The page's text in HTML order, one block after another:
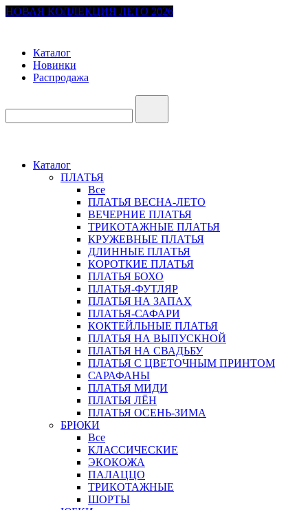
НОВАЯ КОЛЛЕКЦИЯ ЛЕТО 2026
Каталог
Новинки
Распродажа
Каталог
ПЛАТЬЯ
Все
ПЛАТЬЯ ВЕСНА-ЛЕТО
ВЕЧЕРНИЕ ПЛАТЬЯ
ТРИКОТАЖНЫЕ ПЛАТЬЯ
КРУЖЕВНЫЕ ПЛАТЬЯ
ДЛИННЫЕ ПЛАТЬЯ
КОРОТКИЕ ПЛАТЬЯ
ПЛАТЬЯ БОХО
ПЛАТЬЯ-ФУТЛЯР
ПЛАТЬЯ НА ЗАПАХ
ПЛАТЬЯ-САФАРИ
КОКТЕЙЛЬНЫЕ ПЛАТЬЯ
ПЛАТЬЯ НА ВЫПУСКНОЙ
ПЛАТЬЯ НА СВАДЬБУ
ПЛАТЬЯ С ЦВЕТОЧНЫМ ПРИНТОМ
САРАФАНЫ
ПЛАТЬЯ МИДИ
ПЛАТЬЯ ЛЁН
ПЛАТЬЯ ОСЕНЬ-ЗИМА
БРЮКИ
Все
КЛАССИЧЕСКИЕ
ЭКОКОЖА
ПАЛАЦЦО
ТРИКОТАЖНЫЕ
ШОРТЫ